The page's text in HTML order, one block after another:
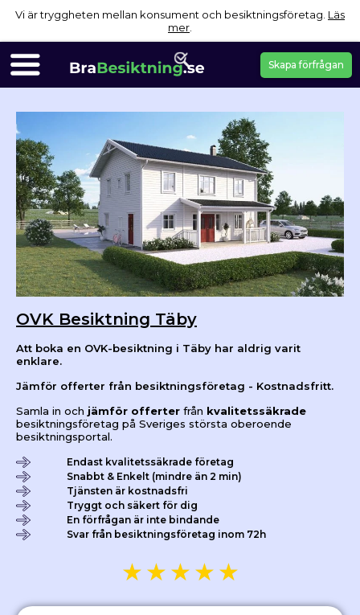
Vi är tryggheten mellan konsument och besiktningsföretag. Läs
mer
Skapa förfrågan
OVK Besiktning Täby
Att boka en OVK-besiktning i Täby har aldrig varit
enklare.
Jämför offerter från besiktningsföretag - Kostnadsfritt.
Samla in och jämför offerter från kvalitetssäkrade
besiktningsföretag på Sveriges största oberoende
besiktningsportal.
Endast kvalitetssäkrade företag
Snabbt & Enkelt (mindre än 2 min)
Tjänsten är kostnadsfri
Tryggt och säkert för dig
En förfrågan är inte bindande
Svar från besiktningsföretag inom 72h
★ ★ ★ ★ ★